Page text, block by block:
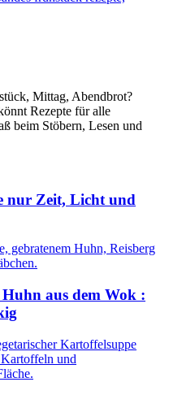
Mittag, Abendbrot?
Rezepte für alle
beim Stöbern, Lesen und
nur Zeit, Licht und
Huhn aus dem Wok :